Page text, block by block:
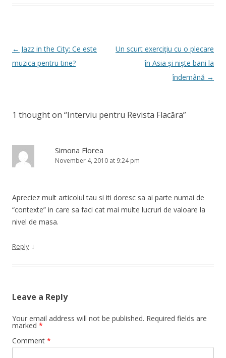
Post
navigation
← Jazz in the City: Ce este
muzica pentru tine?
Un scurt exerciţiu cu o plecare
în Asia şi nişte bani la
îndemână →
1 thought on “Interviu pentru Revista Flacăra”
Simona Florea
November 4, 2010 at 9:24 pm
Apreciez mult articolul tau si iti doresc sa ai parte numai de
“contexte” in care sa faci cat mai multe lucruri de valoare la
nivel de masa.
Reply ↓
Leave a Reply
Your email address will not be published. Required fields are
marked *
Comment *